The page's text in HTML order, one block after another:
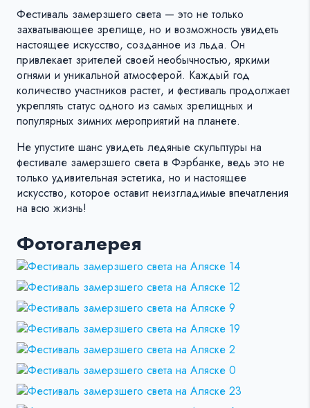
Фестиваль замерзшего света — это не только
захватывающее зрелище, но и возможность увидеть
настоящее искусство, созданное из льда. Он
привлекает зрителей своей необычностью, яркими
огнями и уникальной атмосферой. Каждый год
количество участников растет, и фестиваль продолжает
укреплять статус одного из самых зрелищных и
популярных зимних мероприятий на планете.
Не упустите шанс увидеть ледяные скульптуры на
фестивале замерзшего света в Фэрбанке, ведь это не
только удивительная эстетика, но и настоящее
искусство, которое оставит неизгладимые впечатления
на всю жизнь!
Фотогалерея